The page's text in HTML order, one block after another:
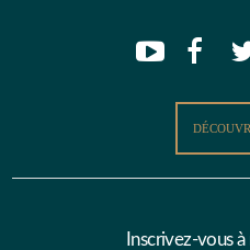
Inscrivez-vous